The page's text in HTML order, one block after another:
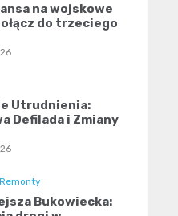
na wojskowe
do trzeciego
Utrudnienia:
Defilada i Zmiany
Remonty
Bukowiecka: